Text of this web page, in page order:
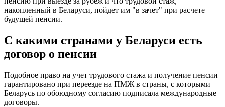
накопленный в Беларуси, пойдет им "в зачет" при расчете
будущей пенсии.
С какими странами у Беларуси есть
договор о пенсии
Подобное право на учет трудового стажа и получение пенсии
гарантировано при переезде на ПМЖ в страны, с которыми
Беларусь по обоюдному согласию подписала международные
договоры.